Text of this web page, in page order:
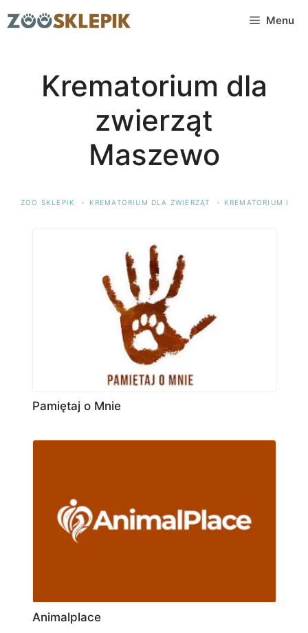
do
Menu
Krematorium dla
zwierząt
Maszewo
ZOO SKLEPIK KREMATORIUM DLA ZWIERZĄT KREMATORIUM DLA
Pamiętaj o Mnie
Animalplace